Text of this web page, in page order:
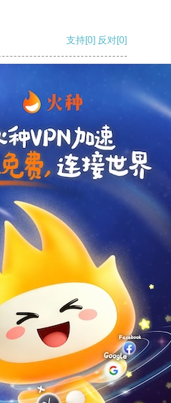
支持[0] 反对[0]
反对
反对[0]
旋风加速器 八戒看书